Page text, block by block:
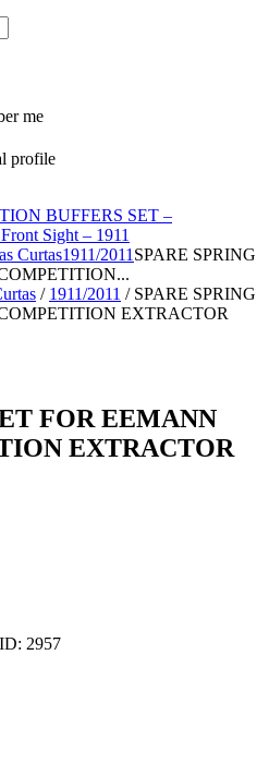
me
profile
BUFFERS SET –
Sight – 1911
Curtas1911/2011 SPARE SPRING
/ 1911/2011 / SPARE SPRING
EXTRACTOR
FOR EEMANN
EXTRACTOR
2957